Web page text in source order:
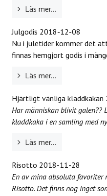
Läs mer...
Julgodis 2018-12-08
Nu i juletider kommer det
finnas hemgjort godis i
Läs mer...
Hjärtligt vänliga kladdkakan
Har människan blivit galen??
kladdkaka i en samling med
Läs mer...
Risotto 2018-11-28
En av mina absoluta favoriter
Risotto. Det finns nog inget